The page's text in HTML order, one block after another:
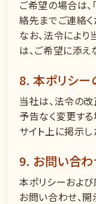
ご希望の場合は
絡先までご連絡く
なお、法令によ
は、ご希望に添え
8. 本ポリシー
当社は、法令の
予告なく変更す
サイト上に掲示
9. お問い合
本ポリシーおよ
お問い合わせ、